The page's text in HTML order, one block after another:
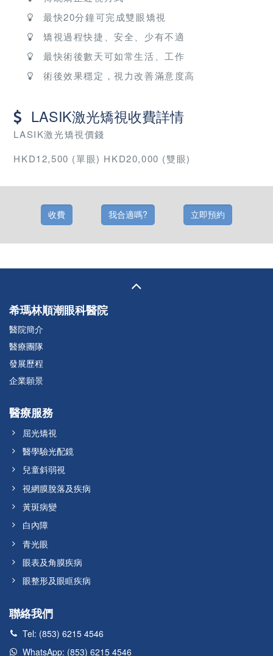
最快20分鐘可完成雙眼矯視
矯視過程快捷、安全、少有不適
最快術後數天可如常生活、工作
術後效果穩定，視力改善滿意度高
LASIK激光矯視收費詳情
LASIK激光矯視價錢
HKD12,500 (單眼) HKD20,000 (雙眼)
收費 我合適嗎? 立即預約
希瑪林順潮眼科醫院
醫院簡介
醫療團隊
發展歷程
企業願景
醫療服務
屈光矯視
醫學驗光配鏡
兒童斜弱視
視網膜脫落及疾病
黃斑病變
白內障
青光眼
眼表及角膜疾病
眼整形及眼眶疾病
聯絡我們
Tel: (853) 6215 4546
WhatsApp: (853) 6215 4546